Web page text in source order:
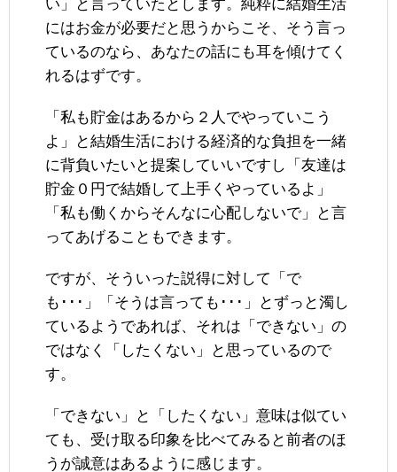
い」と言っていたとします。純粋に結婚生活
にはお金が必要だと思うからこそ、そう言っ
ているのなら、あなたの話にも耳を傾けてく
れるはずです。
「私も貯金はあるから２人でやっていこう
よ」と結婚生活における経済的な負担を一緒
に背負いたいと提案していいですし「友達は
貯金０円で結婚して上手くやっているよ」
「私も働くからそんなに心配しないで」と言
ってあげることもできます。
ですが、そういった説得に対して「で
も･･･」「そうは言っても･･･」とずっと濁し
ているようであれば、それは「できない」の
ではなく「したくない」と思っているので
す。
「できない」と「したくない」意味は似てい
ても、受け取る印象を比べてみると前者のほ
うが誠意はあるように感じます。